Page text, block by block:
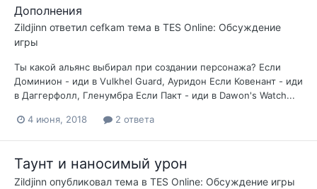
Дополнения
Zildjinn ответил cefkam тема в TES Online: Обсуждение
игры
Ты какой альянс выбирал при создании персонажа? Если
Доминион - иди в Vulkhel Guard, Ауридон Если Ковенант - иди
в Даггерфолл, Гленумбра Если Пакт - иди в Dawon's Watch...
4 июня, 2018 2 ответа
Таунт и наносимый урон
Zildjinn опубликовал тема в TES Online: Обсуждение игры